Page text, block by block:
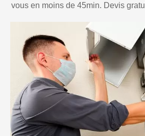
vous en moins de 45min. Devis